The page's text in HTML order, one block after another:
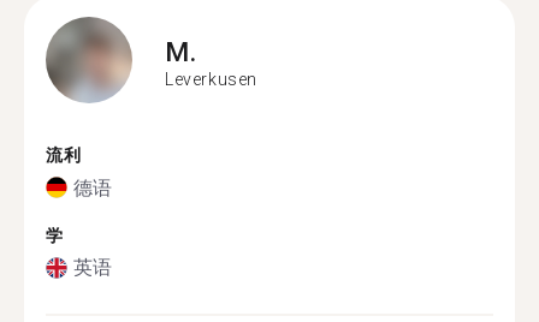
M.
Leverkusen
流利
德语
学
英语